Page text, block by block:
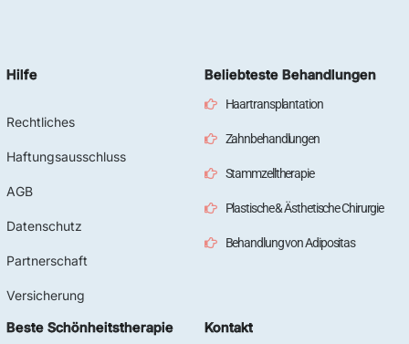
Hilfe
Rechtliches
Haftungsausschluss
AGB
Datenschutz
Partnerschaft
Versicherung
Beliebteste Behandlungen
Haartransplantation
Zahnbehandlungen
Stammzelltherapie
Plastische & Ästhetische Chirurgie
Behandlung von Adipositas
Beste Schönheitstherapie Kontakt